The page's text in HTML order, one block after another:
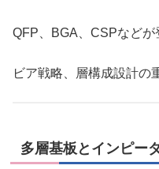
QFP、BGA、CSPなどが
ビア戦略、層構成設計の
多層基板とインピー